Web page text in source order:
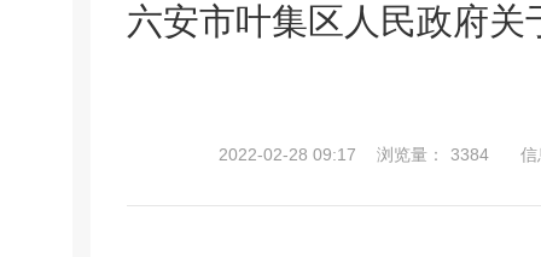
六安市叶集区人民政府关
2022-02-28 09:17 浏览量： 3384 信